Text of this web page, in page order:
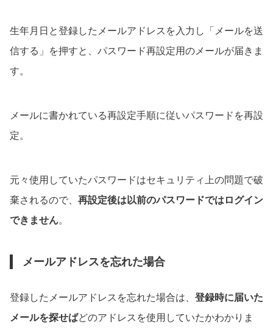
生年月日と登録したメールアドレスを入力し「メールを送
信する」を押すと、パスワード再設定用のメールが届きま
す。
メールに書かれている再設定手順に従いパスワードを再設
定。
元々使用していたパスワードはセキュリティ上の問題で破
棄されるので、 再設定後は以前のパスワードではログイン
できません。
メールアドレスを忘れた場合
登録したメールアドレスを忘れた場合は、 登録時に届いた
メールを探せばどのアドレスを使用していたかわかりま